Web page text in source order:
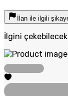
İlan ile ilgili
İlgini